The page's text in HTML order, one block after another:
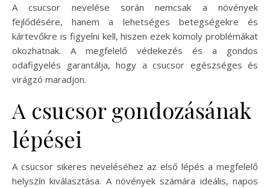
A csucsor nevelése során nemcsak a növények
fejlődésére, hanem a lehetséges betegségekre és
kártevőkre is figyelni kell, hiszen ezek komoly problémákat
okozhatnak. A megfelelő védekezés és a gondos
odafigyelés garantálja, hogy a csucsor egészséges és
virágzó maradjon.
A csucsor gondozásának
lépései
A csucsor sikeres neveléséhez az első lépés a megfelelő
helyszín kiválasztása. A növények számára ideális, napos